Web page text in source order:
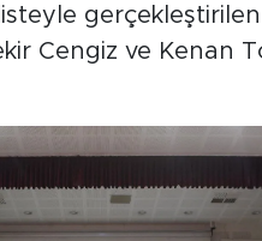
Cengiz ve Kenan